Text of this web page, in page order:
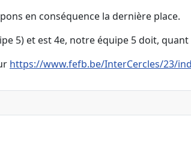
en conséquence la dernière place.
5) et est 4e, notre équipe 5 doit,
https://www.fefb.be/InterCercles/23/